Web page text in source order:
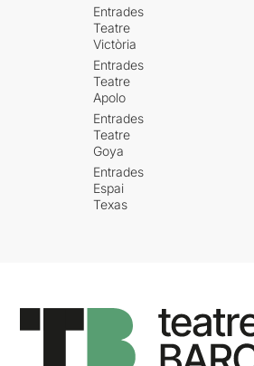
Entrades
Teatre
Victòria
Entrades
Teatre
Apolo
Entrades
Teatre
Goya
Entrades
Espai
Texas